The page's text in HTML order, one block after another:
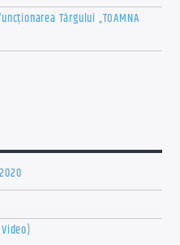
Târgului „TOAMNA